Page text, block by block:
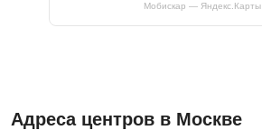
Мобискар — Яндекс.Карты
Адреса центров в Москве